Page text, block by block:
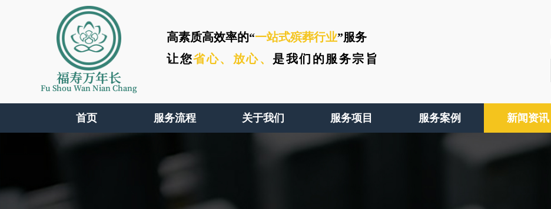
福寿万年长
Fu Shou Wan Nian Chang
高素质高效率的“一站式殡葬行业”服务
让您省心、 放心、 是我们的服务宗旨
首页 服务流程 关于我们 服务项目 服务案例 新闻资讯